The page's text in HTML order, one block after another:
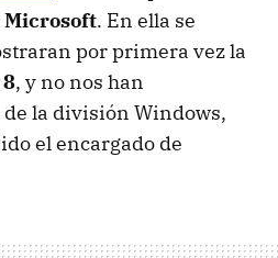
Microsoft. En ella se
por primera vez la
, y no nos han
de la división Windows,
el encargado de